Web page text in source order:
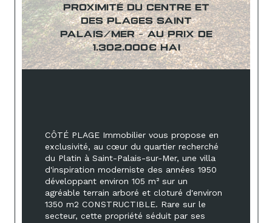
PROXIMITÉ DU CENTRE ET
DES PLAGES SAINT
PALAIS/MER - AU PRIX DE
1.302.000€ HAI
CÔTÉ PLAGE Immobilier vous propose en
exclusivité, au cœur du quartier recherché
du Platin à Saint-Palais-sur-Mer, une villa
d'inspiration moderniste des années 1950
développant environ 105 m² sur un
agréable terrain arboré et cloturé d'environ
1350 m2 CONSTRUCTIBLE. Rare sur le
secteur, cette propriété séduit par ses